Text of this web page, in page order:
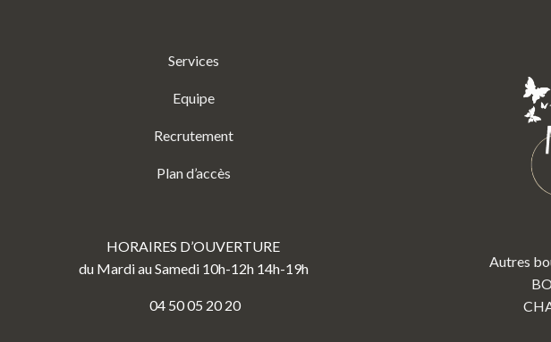
Services
Equipe
Recrutement
Plan d’accès
HORAIRES D’OUVERTURE
du Mardi au Samedi 10h-12h 14h-19h
04 50 05 20 20
Autres